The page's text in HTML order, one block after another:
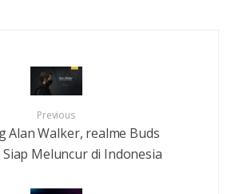
Previous
Alan Walker, realme Buds
Meluncur di Indonesia